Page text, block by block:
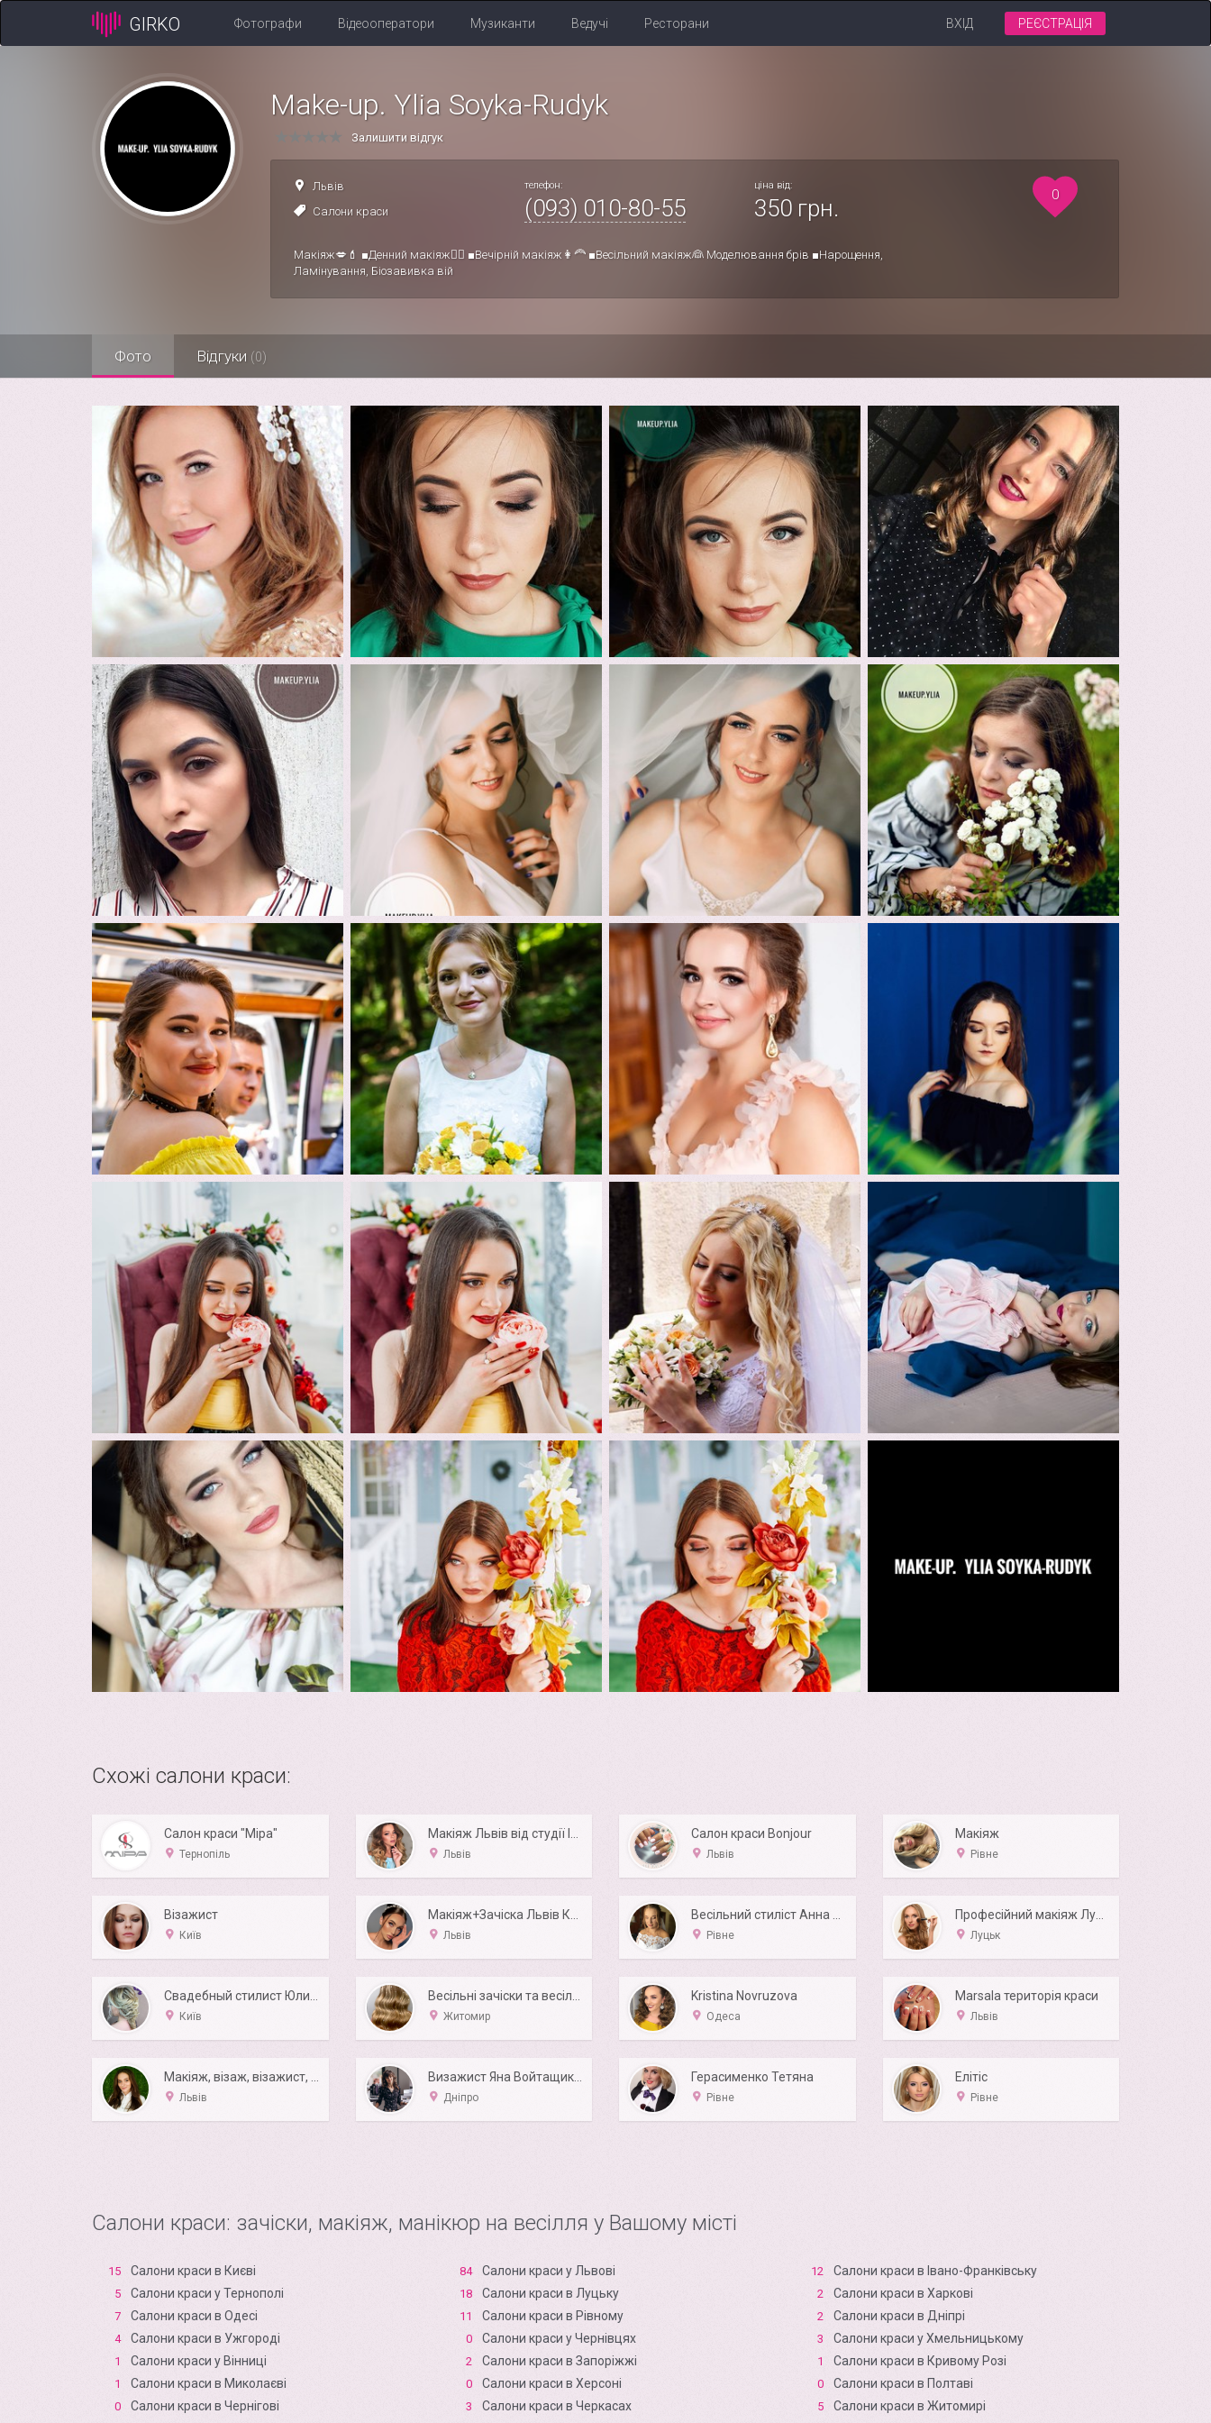
GIRKO Фотографи Відеооператори Музиканти Ведучі Ресторани ВХІД РЕЄСТРАЦІЯ
Make-up. Ylia Soyka-Rudyk
Залишити відгук
Львів
Салони краси
телефон:
(093) 010-80-55
ціна від:
350 грн.
Макіяж💋💄 ■Денний макіяж👱‍♀️ ■Вечірній макіяж👩‍🦰 ■Весільний макіяж👰 Моделювання брів ■Нарощення,
Ламінування, Біозавивка вій
0
Фото Відгуки (0)
Схожі салони краси:
Салон краси "Міра"
Тернопіль Львів
Салон краси Bonjour
Львів
Макіяж
Рівне
Візажист
Київ Львів Рівне
Професійний макіяж Луцьк
Луцьк
Київ Житомир
Kristina Novruzova
Одеса
Marsala територія краси
Львів
Львів
Визажист Яна Войтащик (Кутьина)
Дніпро
Герасименко Тетяна
Рівне
Елітіс
Рівне
Салони краси: зачіски, макіяж, манікюр на весілля у Вашому місті
15 Салони краси в Києві 84 Салони краси у Львові 12 Салони краси в Івано-Франківську
5 Салони краси у Тернополі 18 Салони краси в Луцьку 2 Салони краси в Харкові
7 Салони краси в Одесі 11 Салони краси в Рівному 2 Салони краси в Дніпрі
4 Салони краси в Ужгороді 0 Салони краси у Чернівцях 3 Салони краси у Хмельницькому
1 Салони краси у Вінниці 2 Салони краси в Запоріжжі 1 Салони краси в Кривому Розі
1 Салони краси в Миколаєві 0 Салони краси в Xерсоні 0 Салони краси в Полтаві
0 Салони краси в Чернігові 3 Салони краси в Черкасах 5 Салони краси в Житомирі